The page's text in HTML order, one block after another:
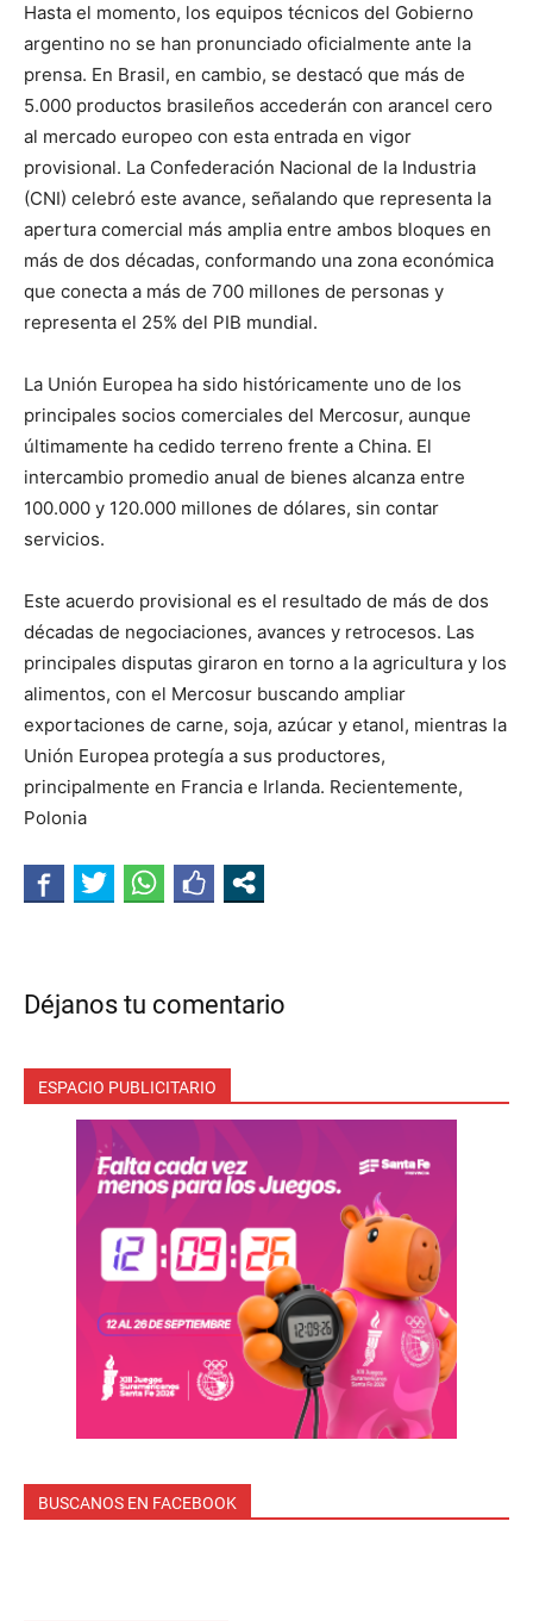
Hasta el momento, los equipos técnicos del Gobierno
argentino no se han pronunciado oficialmente ante la
prensa. En Brasil, en cambio, se destacó que más de
5.000 productos brasileños accederán con arancel cero
al mercado europeo con esta entrada en vigor
provisional. La Confederación Nacional de la Industria
(CNI) celebró este avance, señalando que representa la
apertura comercial más amplia entre ambos bloques en
más de dos décadas, conformando una zona económica
que conecta a más de 700 millones de personas y
representa el 25% del PIB mundial.
La Unión Europea ha sido históricamente uno de los
principales socios comerciales del Mercosur, aunque
últimamente ha cedido terreno frente a China. El
intercambio promedio anual de bienes alcanza entre
100.000 y 120.000 millones de dólares, sin contar
servicios.
Este acuerdo provisional es el resultado de más de dos
décadas de negociaciones, avances y retrocesos. Las
principales disputas giraron en torno a la agricultura y los
alimentos, con el Mercosur buscando ampliar
exportaciones de carne, soja, azúcar y etanol, mientras la
Unión Europea protegía a sus productores,
principalmente en Francia e Irlanda. Recientemente,
Polonia
Déjanos tu comentario
ESPACIO PUBLICITARIO
BUSCANOS EN FACEBOOK